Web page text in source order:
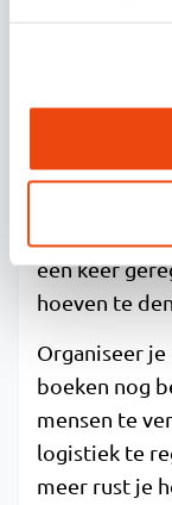
In 2026 is
zodra de
de vroege
één keer
hoeven te
Organiseer
boeken nog
mensen te
logistiek te
meer rust je